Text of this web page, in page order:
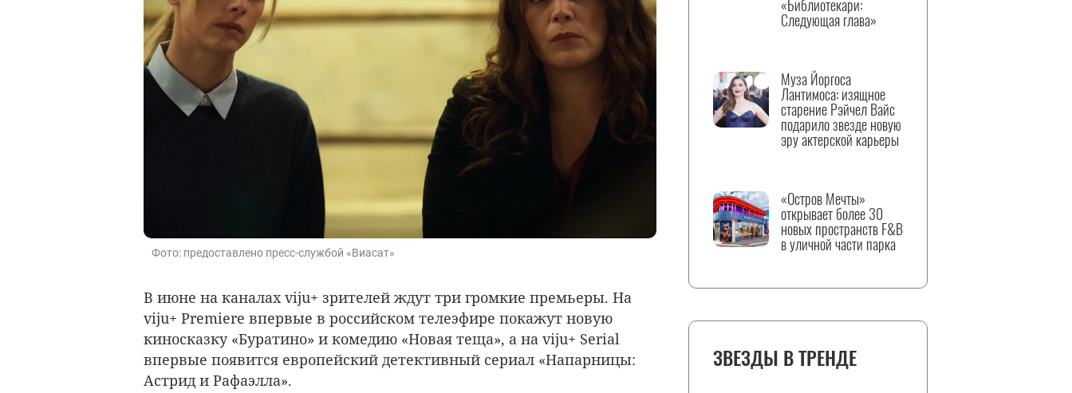
Фото: предоставлено пресс-службой «Виасат»
В июне на каналах viju+ зрителей ждут три громкие премьеры. На
viju+ Premiere впервые в российском телеэфире покажут новую
киносказку «Буратино» и комедию «Новая теща», а на viju+ Serial
впервые появится европейский детективный сериал «Напарницы:
Астрид и Рафаэлла».
«Библиотекари:
Следующая глава»
Муза Йоргоса
Лантимоса: изящное
старение Рэйчел Вайс
подарило звезде новую
эру актерской карьеры
«Остров Мечты»
открывает более 30
новых пространств F&B
в уличной части парка
ЗВЕЗДЫ В ТРЕНДЕ